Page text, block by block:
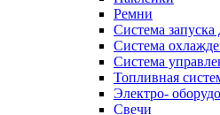
Ремни
Система запуска
Система
Система
Топливная
Электро-
Свечи